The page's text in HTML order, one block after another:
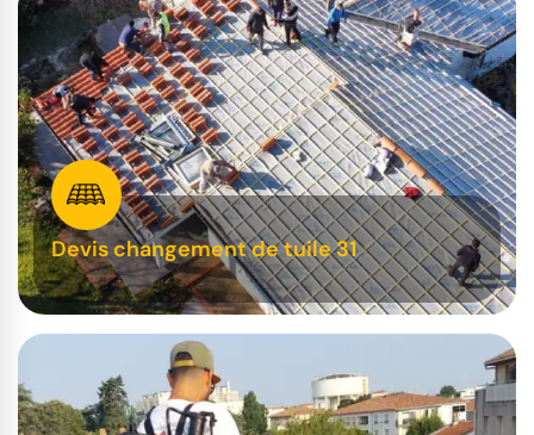
Devis changement de tuile 31